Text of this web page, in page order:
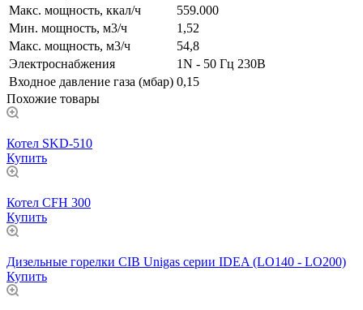
Макс. мощность, ккал/ч
559.000
Мин. мощность, м3/ч
1,52
Макс. мощность, м3/ч
54,8
Электроснабжения
1N - 50 Гц 230В
Входное давление газа (мбар) 0,15
Похожие товары
Котел SKD-510
Купить
Котел CFH 300
Купить
Дизельные горелки CIB Unigas серии IDEA (LO140 - LO200)
Купить